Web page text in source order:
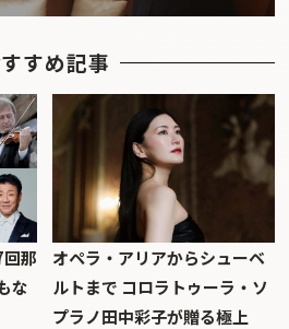
すめ記事
那
な
オペラ・アリアからシューベ
ルトまで コロラトゥーラ・ソ
プラノ田中彩子が贈る極上